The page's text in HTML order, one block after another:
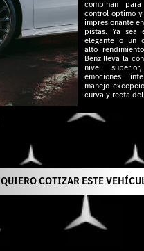
combinan
control óptimo
impresionante
pistas. Ya sea
elegante o un
alto
Benz lleva la
nivel
emociones
manejo
curva y recta
QUIERO COTIZAR ESTE